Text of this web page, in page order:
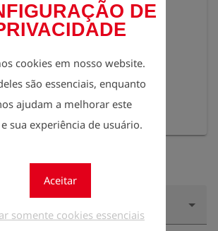
DE
cookies em nosso website.
são essenciais, enquanto
ajudam a melhorar este
sua experiência de usuário.
Aceitar
somente cookies essenciais
agora para ver os